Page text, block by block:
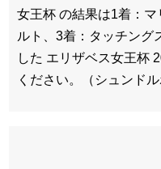
女王杯 の結果は1着：
ルト、3着：タッチング
した エリザベス女王杯
ください。（シュンドル